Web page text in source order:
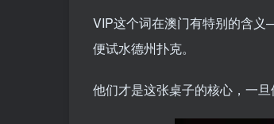
VIP这个词在澳门有特别的含
便试水德州扑克。
他们才是这张桌子的核心，一